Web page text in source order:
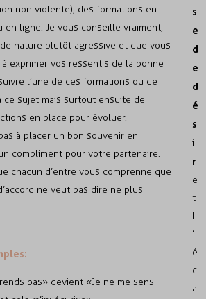
non violente), des formations en
en ligne. Je vous conseille vraiment,
nature plutôt agressive et que vous
à exprimer vos ressentis de la bonne
l’une de ces formations ou de
ce sujet mais surtout ensuite de
en place pour évoluer.
à placer un bon souvenir en
compliment pour votre partenaire.
chacun d’entre vous comprenne que
ne veut pas dire ne plus
pas» devient «Je ne me sens
s
e
d
e
d
é
s
i
r
e
t
l
’
é
c
a